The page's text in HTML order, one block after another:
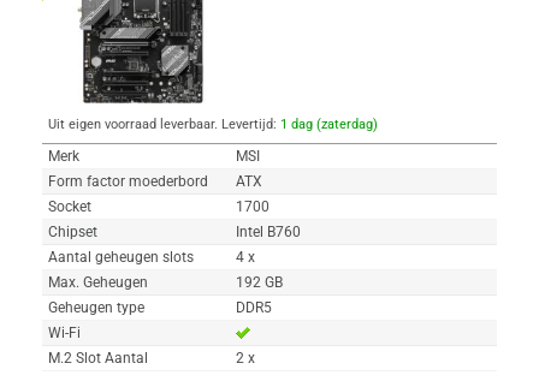
Uit eigen voorraad leverbaar. Levertijd: 1 dag (zaterdag)
Merk
MSI
Form factor moederbord
ATX
Socket
1700
Chipset
Intel B760
Aantal geheugen slots
4 x
Max. Geheugen
192 GB
Geheugen type
DDR5
Wi-Fi
M.2 Slot Aantal
2 x